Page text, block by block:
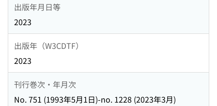
出版年月日等
2023
出版年（W3CDTF）
2023
刊行巻次・年月次
No. 751 (1993年5月1日)-no. 1228 (2023年3月)